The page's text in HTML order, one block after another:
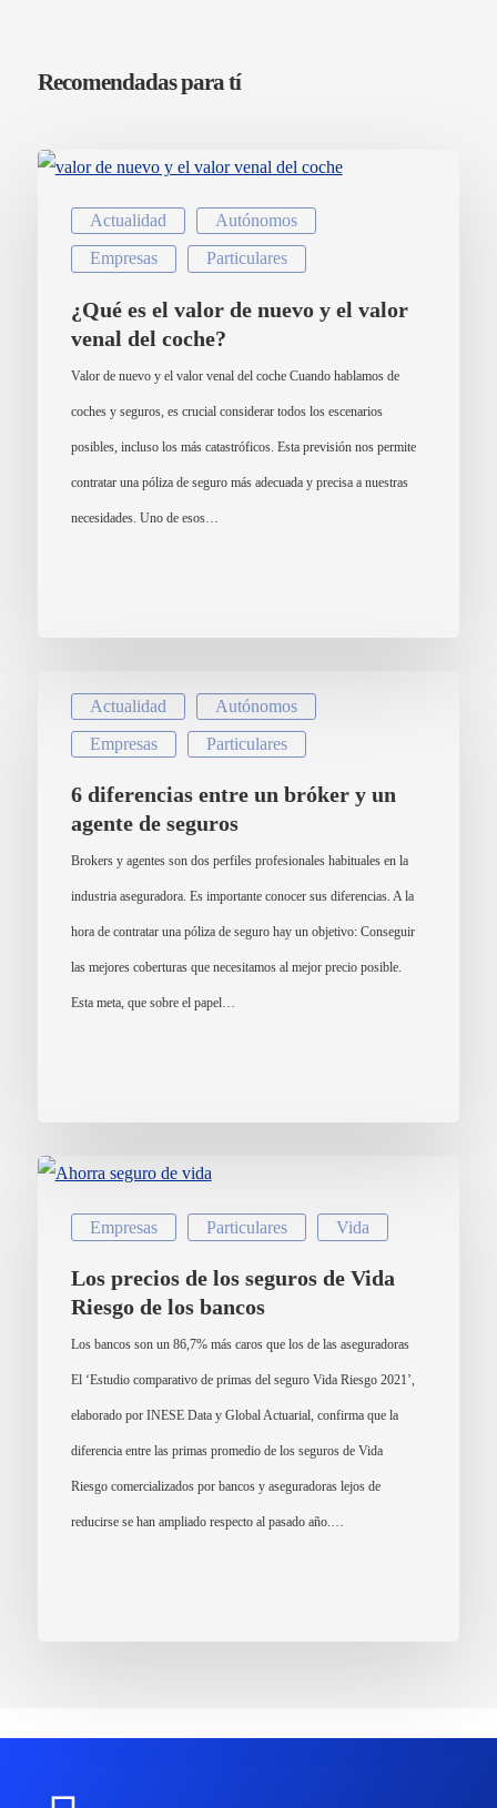
Recomendadas para tí
Actualidad Autónomos
Empresas Particulares
¿Qué es el valor de nuevo y el valor
venal del coche?
Valor de nuevo y el valor venal del coche Cuando hablamos de
coches y seguros, es crucial considerar todos los escenarios
posibles, incluso los más catastróficos. Esta previsión nos permite
contratar una póliza de seguro más adecuada y precisa a nuestras
necesidades. Uno de esos…
Actualidad Autónomos
Empresas Particulares
6 diferencias entre un bróker y un
agente de seguros
Brokers y agentes son dos perfiles profesionales habituales en la
industria aseguradora. Es importante conocer sus diferencias. A la
hora de contratar una póliza de seguro hay un objetivo: Conseguir
las mejores coberturas que necesitamos al mejor precio posible.
Esta meta, que sobre el papel…
Empresas Particulares Vida
Los precios de los seguros de Vida
Riesgo de los bancos
Los bancos son un 86,7% más caros que los de las aseguradoras
El ‘Estudio comparativo de primas del seguro Vida Riesgo 2021’,
elaborado por INESE Data y Global Actuarial, confirma que la
diferencia entre las primas promedio de los seguros de Vida
Riesgo comercializados por bancos y aseguradoras lejos de
reducirse se han ampliado respecto al pasado año.…